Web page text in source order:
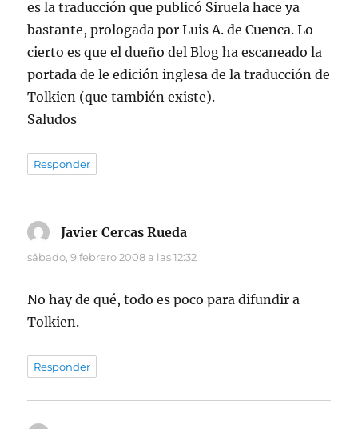
es la traducción que publicó Siruela hace ya
bastante, prologada por Luis A. de Cuenca. Lo
cierto es que el dueño del Blog ha escaneado la
portada de le edición inglesa de la traducción de
Tolkien (que también existe).
Saludos
Responder
Javier Cercas Rueda
sábado, 9 febrero 2008 a las 12:32
No hay de qué, todo es poco para difundir a
Tolkien.
Responder